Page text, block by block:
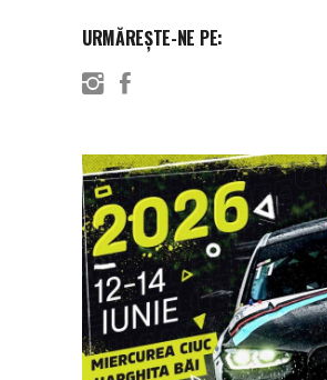
URMĂREȘTE-NE PE: